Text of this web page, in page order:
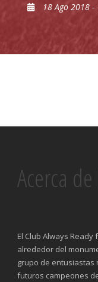
18 Ago 2018 -
Acerca
El Club Always
alrededor del
grupo de entusiastas
futuros campeones